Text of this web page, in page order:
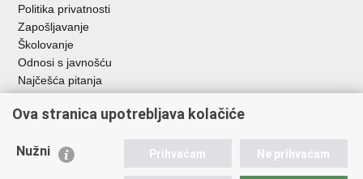
Politika privatnosti
Zapošljavanje
Školovanje
Odnosi s javnošću
Najčešća pitanja
Važne poveznice
EMN Nacionalna kontaktna točka za Republiku Hrvatsku
Ova stranica upotrebljava kolačiće
Nužni Prihvaćam Ne prihvaćam